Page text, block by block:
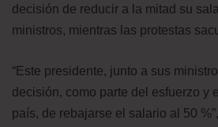
decisión de reducir a la mitad su
ministros, mientras las protestas
“Este presidente, junto a sus
decisión, como parte del esfuerzo y
país, de rebajarse el salario al 50